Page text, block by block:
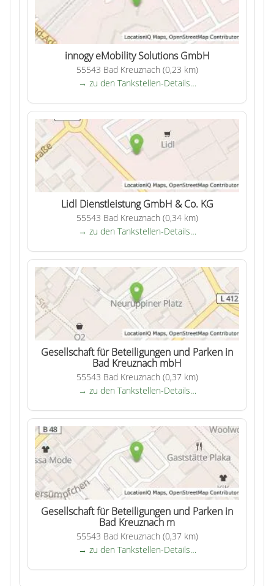
innogy eMobility Solutions GmbH
55543 Bad Kreuznach (0,23 km)
→ zu den Tankstellen-Details…
Lidl Dienstleistung GmbH & Co. KG
55543 Bad Kreuznach (0,34 km)
→ zu den Tankstellen-Details…
Gesellschaft für Beteiligungen und Parken in
Bad Kreuznach mbH
55543 Bad Kreuznach (0,37 km)
→ zu den Tankstellen-Details…
Gesellschaft für Beteiligungen und Parken in
Bad Kreuznach m
55543 Bad Kreuznach (0,37 km)
→ zu den Tankstellen-Details…